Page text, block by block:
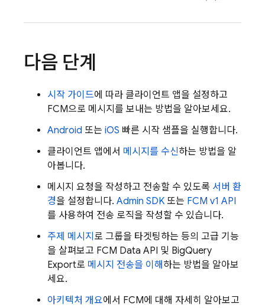
다음 단계
시작 가이드에 따라 클라이언트 앱을 설정하고
FCM으로 메시지를 보내는 방법을 알아보세요.
Android 또는 iOS 빠른 시작 샘플을 실행합니다.
클라이언트 앱에서 메시지를 수신하는 방법을 알
아봅니다.
메시지 요청을 작성하고 전송할 수 있도록 서버 환
경을 설정합니다. Admin SDK 또는 FCM v1 API
를 사용하여 전송 로직을 작성할 수 있습니다.
주제 메시지 로 그룹을 타겟팅하는 등의 고급 기능
을 살펴보고 FCM Data API 및 BigQuery
Export로 메시지 전송을 이해 하는 방법을 알아보
세요.
아키텍처 개요에서 FCM에 대해 자세히 알아보고